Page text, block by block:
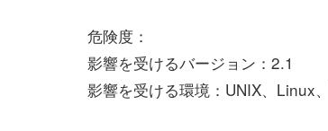
危険度：
影響を受けるバージョン：2.1
影響を受ける環境：UNIX、Linux